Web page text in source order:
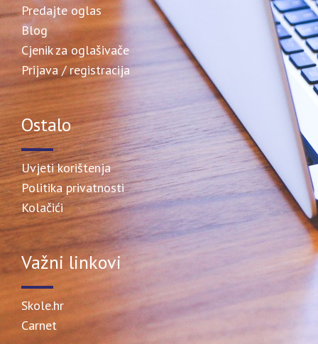
Predajte oglas
Blog
Cjenik za oglašivače
Prijava / registracija
Ostalo
Uvjeti korištenja
Politika privatnosti
Kolačići
Važni linkovi
Skole.hr
Carnet